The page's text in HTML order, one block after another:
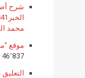
شرح
محمد
موقع
46٬837 مشاهدة